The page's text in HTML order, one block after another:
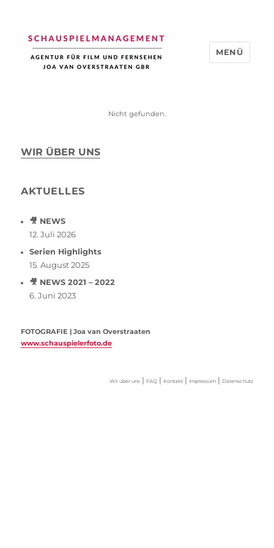
MENÜ
Nicht gefunden.
WIR ÜBER UNS
AKTUELLES
🎥 NEWS
12. Juli 2026
Serien Highlights
15. August 2025
🎥 NEWS 2021 – 2022
6. Juni 2023
FOTOGRAFIE | Joa van Overstraaten
www.schauspielerfoto.de
Wir über uns| FAQ| Kontakt| Impressum| Datenschutz